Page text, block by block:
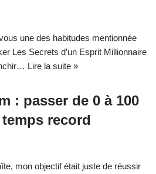
une des habitudes mentionnée
Les Secrets d’un Esprit Millionnaire
Lire la suite »
: passer de 0 à 100
record
mon objectif était juste de réussir